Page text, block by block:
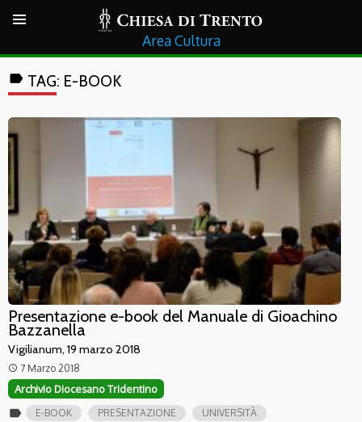
Cultura
label TAG: E-BOOK
Presentazione e-book del Manuale di Gioachino
Bazzanella
Vigilianum, 19 marzo 2018
access_time 7 Marzo 2018
Archivio Diocesano Tridentino
label E-BOOK PRESENTAZIONE UNIVERSITÀ